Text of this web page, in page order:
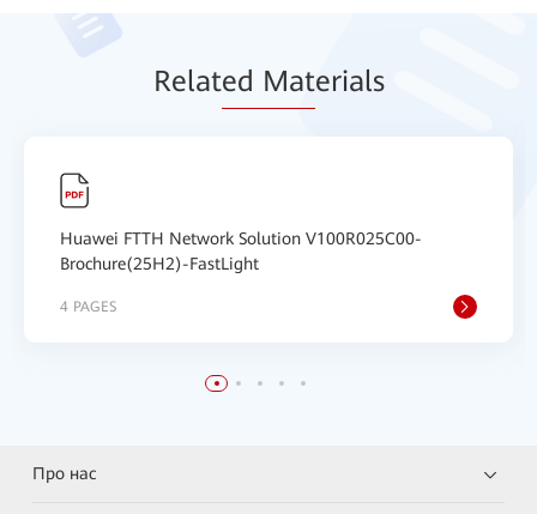
Related Materials
Huawei FTTH Network Solution V100R025C00-
Brochure(25H2)-FastLight
4 PAGES
Про нас